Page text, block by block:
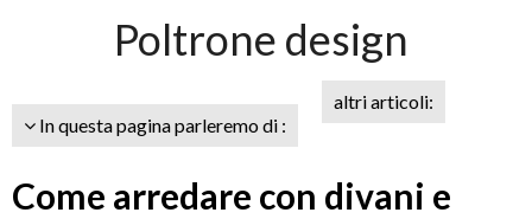
Poltrone design
In questa pagina parleremo di :
altri articoli:
Come arredare con divani e